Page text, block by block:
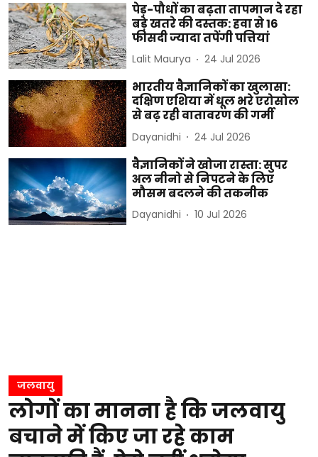
पेड़-पौधों का बढ़ता तापमान दे रहा
बड़े खतरे की दस्तक: हवा से 16
फीसदी ज्यादा तपेंगी पत्तियां
Lalit Maurya 24 Jul 2026
भारतीय वैज्ञानिकों का खुलासा:
दक्षिण एशिया में धूल भरे एरोसोल
से बढ़ रही वातावरण की गर्मी
Dayanidhi 24 Jul 2026
वैज्ञानिकों ने खोजा रास्ता: सुपर
अल नीनो से निपटने के लिए
मौसम बदलने की तकनीक
Dayanidhi 10 Jul 2026
जलवायु
लोगों का मानना है कि जलवायु
बचाने में किए जा रहे काम